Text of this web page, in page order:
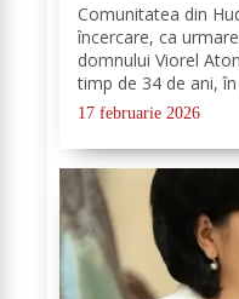
Comunitatea din
încercare, ca
domnului Viorel
timp de 34 de ani,
ultima perioadă s-a
sănătate, vestea
17 februarie 2026